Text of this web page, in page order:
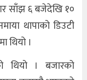
साँझ ६ बजेदेखि १०
थापाको डिउटी
थियो ।
। बजारको